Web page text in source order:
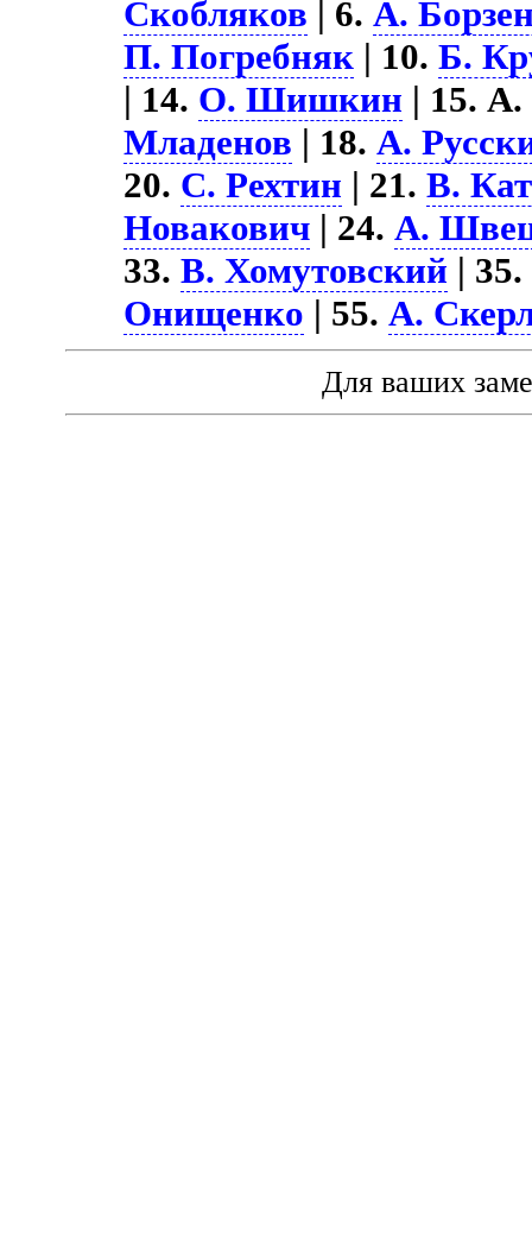
Скобляков | 6.А.
П. Погребняк | 10.Б.
| 14. О. Шишкин | 15.
Младенов | 18.А.
20. С. Рехтин | 21.В.
Новакович | 24.А.
33.В. Хомутовский | 35.
Онищенко | 55.А.
Для ваших